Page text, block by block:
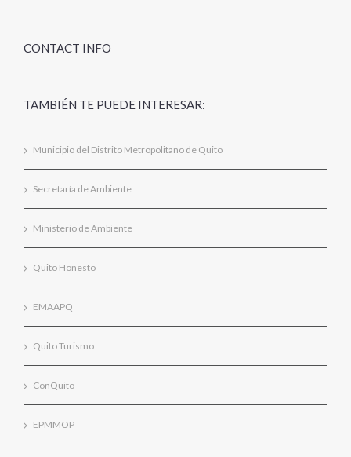
CONTACT INFO
TAMBIÉN TE PUEDE INTERESAR:
Municipio del Distrito Metropolitano de Quito
Secretaría de Ambiente
Ministerio de Ambiente
Quito Honesto
EMAAPQ
Quito Turismo
ConQuito
EPMMOP